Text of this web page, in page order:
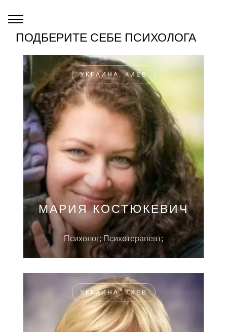
ПОДБЕРИТЕ СЕБЕ ПСИХОЛОГА
УКРАИНА, КИЕВ
МАРИЯ КОСТЮКЕВИЧ
Психолог; Психотерапевт;
УКРАИНА, КИЕВ